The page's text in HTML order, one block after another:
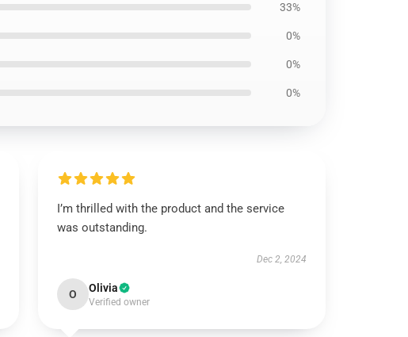
33%
0%
0%
0%
I’m thrilled with the product and the service
was outstanding.
Dec 2, 2024
O Olivia
Verified owner